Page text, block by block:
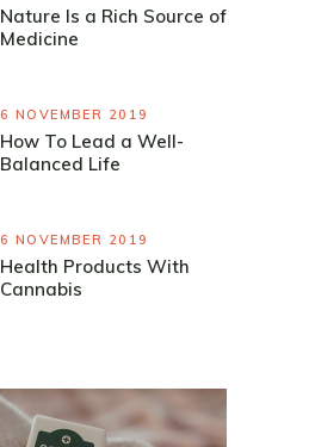
Nature Is a Rich Source of
Medicine
6 NOVEMBER 2019
How To Lead a Well-
Balanced Life
6 NOVEMBER 2019
Health Products With
Cannabis